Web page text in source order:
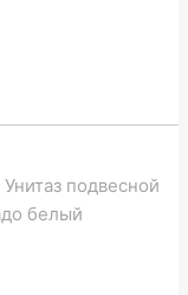
подвесной
белый